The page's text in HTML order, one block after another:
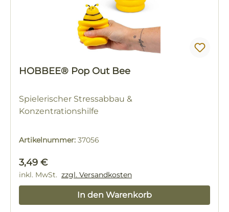
HOBBEE® Pop Out Bee
Spielerischer Stressabbau &
Konzentrationshilfe
Artikelnummer: 37056
Regulärer Preis:
3,49 €
inkl. MwSt. zzgl. Versandkosten
In den Warenkorb